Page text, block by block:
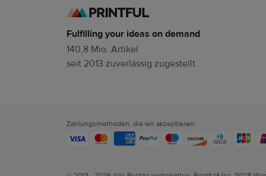
Fulfilling your ideas on demand
140,8 Mio. Artikel
seit 2013 zuverlässig zugestellt.
Zahlungsmethoden, die wir akzeptieren: